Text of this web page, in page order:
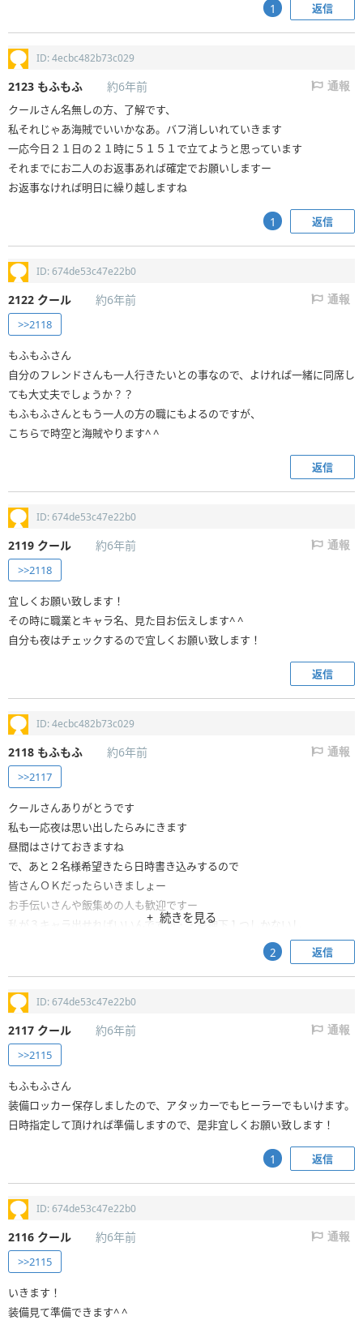
返信
1
ID: 4ecbc482b73c029
2123 もふもふ 約6年前 通報
クールさん名無しの方、了解です、
私それじゃあ海賊でいいかなあ。バフ消しいれていきます
一応今日２１日の２１時に５１５１で立てようと思っています
それまでにお二人のお返事あれば確定でお願いしますー
お返事なければ明日に繰り越しますね
返信
1
ID: 674de53c47e22b0
2122 クール 約6年前 通報
>>2118
もふもふさん
自分のフレンドさんも一人行きたいとの事なので、よければ一緒に同席し
ても大丈夫でしょうか？？
もふもふさんともう一人の方の職にもよるのですが、
こちらで時空と海賊やります^ ^
返信
ID: 674de53c47e22b0
2119 クール 約6年前 通報
>>2118
宜しくお願い致します！
その時に職業とキャラ名、見た目お伝えします^ ^
自分も夜はチェックするので宜しくお願い致します！
返信
ID: 4ecbc482b73c029
2118 もふもふ 約6年前 通報
>>2117
クールさんありがとうです
私も一応夜は思い出したらみにきます
昼間はさけておきますね
で、あと２名様希望きたら日時書き込みするので
皆さんＯＫだったらいきましょー
お手伝いさんや飯集めの人も歓迎ですー
私が３キャラ出せればいいんですが・・星神下１つしかないし
続きを見る
返信
2
ID: 674de53c47e22b0
2117 クール 約6年前 通報
>>2115
もふもふさん
装備ロッカー保存しましたので、アタッカーでもヒーラーでもいけます。
日時指定して頂ければ準備しますので、是非宜しくお願い致します！
返信
1
ID: 674de53c47e22b0
2116 クール 約6年前 通報
>>2115
いきます！
装備見て準備できます^ ^